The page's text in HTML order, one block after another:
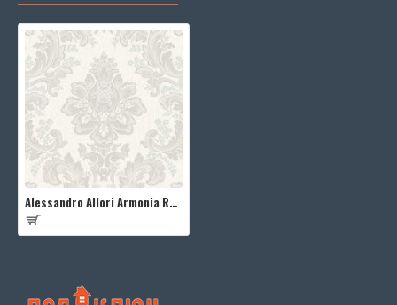
Alessandro Allori Armonia RMC1705-1